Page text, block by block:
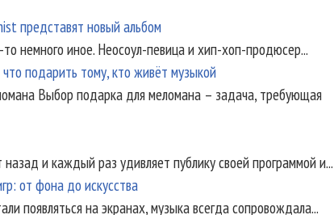
представят новый альбом
немного иное. Неосоул-певица и хип-хоп-продюсер...
подарить тому, кто живёт музыкой
Выбор подарка для меломана – задача, требующая
и каждый раз удивляет публику своей программой и...
от фона до искусства
появляться на экранах, музыка всегда сопровождала...